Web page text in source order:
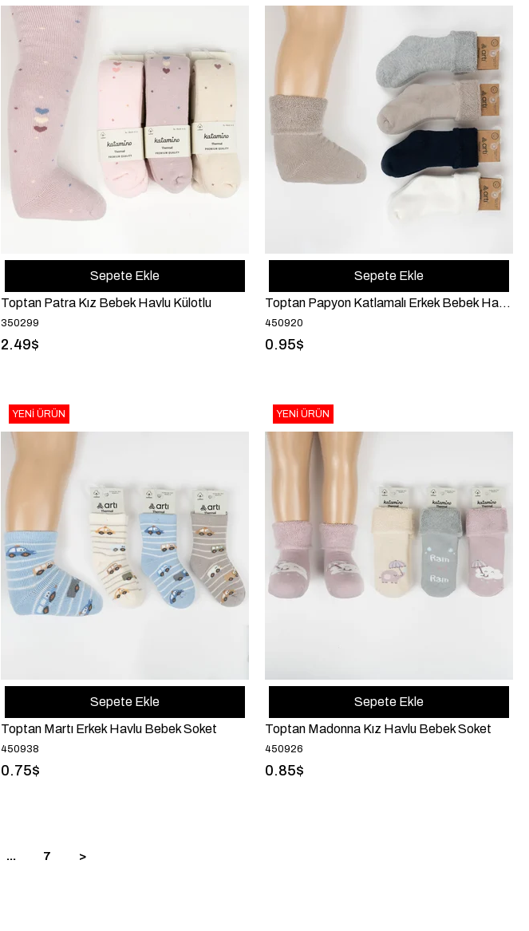
Toptan Patra Kız Bebek Havlu Külotlu
350299
2.49$
Sepete Ekle
Toptan Papyon Katlamalı Erkek Bebek Havlu Soket
450920
0.95$
Sepete Ekle
Toptan Martı Erkek Havlu Bebek Soket
450938
0.75$
Sepete Ekle
YENI ÜRÜN
Toptan Madonna Kız Havlu Bebek Soket
450926
0.85$
Sepete Ekle
YENI ÜRÜN
... 7 >